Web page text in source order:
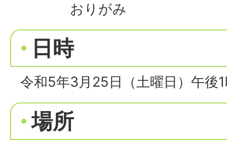
おりがみ
日時
令和5年3月25日（土曜日）午後
場所